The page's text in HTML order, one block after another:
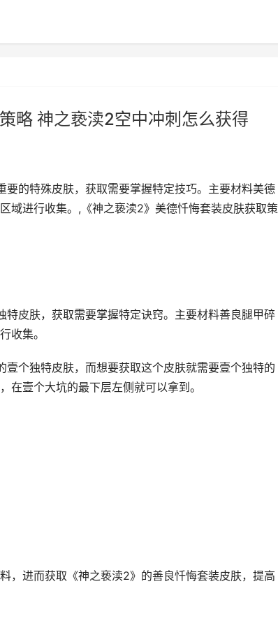
略 神之亵渎2空中冲刺怎么获得
的特殊皮肤，获取需要掌握特定技巧。主要材料美德
域进行收集。,《神之亵渎2》美德忏悔套装皮肤获取策
特皮肤，获取需要掌握特定诀窍。主要材料善良腿甲碎
收集。
壹个独特皮肤，而想要获取这个皮肤就需要壹个独特的
在壹个大坑的最下层左侧就可以拿到。
，进而获取《神之亵渎2》的善良忏悔套装皮肤，提高